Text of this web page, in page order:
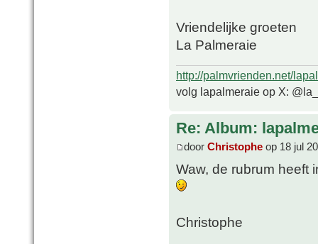
Vriendelijke groeten
La Palmeraie
http://palmvrienden.net/
volg lapalmeraie op X:
Re: Album:
door Christophe op 18 jul
Waw, de rubrum heeft
Christophe